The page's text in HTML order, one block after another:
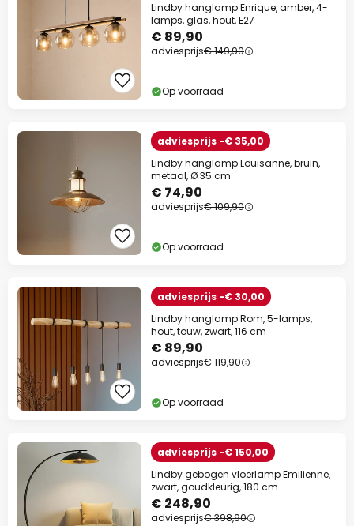
Lindby hanglamp Enrique, amber, 4-
lamps, glas, hout, E27
€ 89,90
adviesprijs€ 149,90
Op voorraad
adviesprijs -€ 35,00
Lindby hanglamp Louisanne, bruin,
metaal, Ø 35 cm
€ 74,90
adviesprijs€ 109,90
Op voorraad
adviesprijs -€ 30,00
Lindby hanglamp Rom, 5-lamps,
hout, touw, zwart, 116 cm
€ 89,90
adviesprijs€ 119,90
Op voorraad
adviesprijs -€ 150,00
Lindby gebogen vloerlamp Emilienne,
zwart, goudkleurig, 180 cm
€ 248,90
adviesprijs€ 398,90